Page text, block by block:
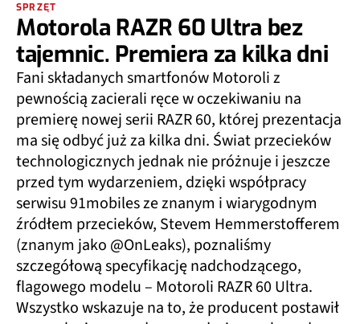
SPRZĘT
Motorola RAZR 60 Ultra bez
tajemnic. Premiera za kilka dni
Fani składanych smartfonów Motoroli z
pewnością zacierali ręce w oczekiwaniu na
premierę nowej serii RAZR 60, której prezentacja
ma się odbyć już za kilka dni. Świat przecieków
technologicznych jednak nie próżnuje i jeszcze
przed tym wydarzeniem, dzięki współpracy
serwisu 91mobiles ze znanym i wiarygodnym
źródłem przecieków, Stevem Hemmerstofferem
(znanym jako @OnLeaks), poznaliśmy
szczegółową specyfikację nadchodzącego,
flagowego modelu – Motoroli RAZR 60 Ultra.
Wszystko wskazuje na to, że producent postawił